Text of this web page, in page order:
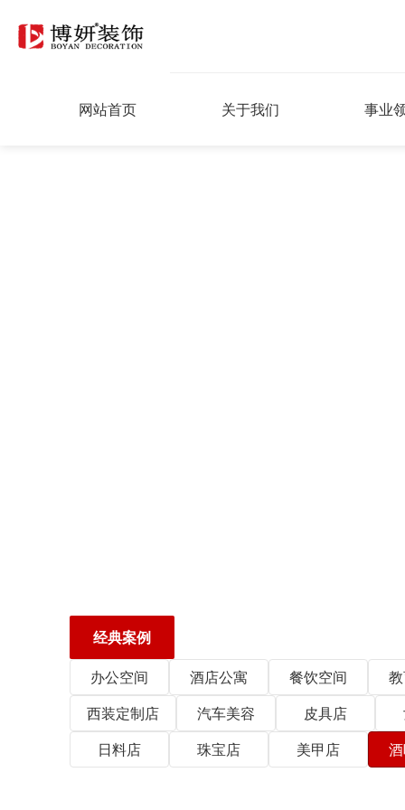
网站首页 关于我们 事业
经典案例
办公空间
酒店公寓 餐饮空间
西装定制店
汽车美容 皮具店
日料店
珠宝店 美甲店